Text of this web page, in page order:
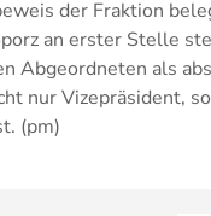
der Fraktion
an erster Stelle
Abgeordneten als
nur Vizepräsident,
(pm)